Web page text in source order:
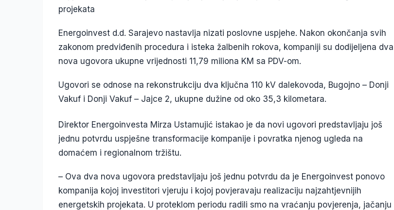
projekata
Energoinvest d.d. Sarajevo nastavlja nizati poslovne uspjehe. Nakon okončanja svih
zakonom predviđenih procedura i isteka žalbenih rokova, kompaniji su dodijeljena dva
nova ugovora ukupne vrijednosti 11,79 miliona KM sa PDV-om.
Ugovori se odnose na rekonstrukciju dva ključna 110 kV dalekovoda, Bugojno – Donji
Vakuf i Donji Vakuf – Jajce 2, ukupne dužine od oko 35,3 kilometara.
Direktor Energoinvesta Mirza Ustamujić istakao je da novi ugovori predstavljaju još
jednu potvrdu uspješne transformacije kompanije i povratka njenog ugleda na
domaćem i regionalnom tržištu.
– Ova dva nova ugovora predstavljaju još jednu potvrdu da je Energoinvest ponovo
kompanija kojoj investitori vjeruju i kojoj povjeravaju realizaciju najzahtjevnijih
energetskih projekata. U proteklom periodu radili smo na vraćanju povjerenja, jačanju